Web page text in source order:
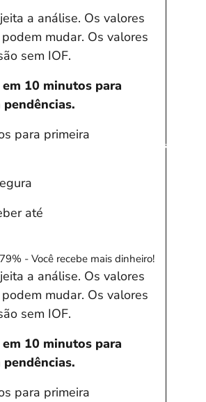
Salvar Ferramenta
a análise. Os valores
mudar. Os valores
sem IOF.
10 minutos para
para primeira
até
- Você recebe mais dinheiro!
a análise. Os valores
mudar. Os valores
sem IOF.
10 minutos para
para primeira